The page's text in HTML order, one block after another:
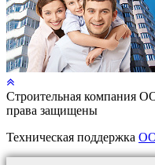
Cтроительная компания
права защищены
Техническая поддержка